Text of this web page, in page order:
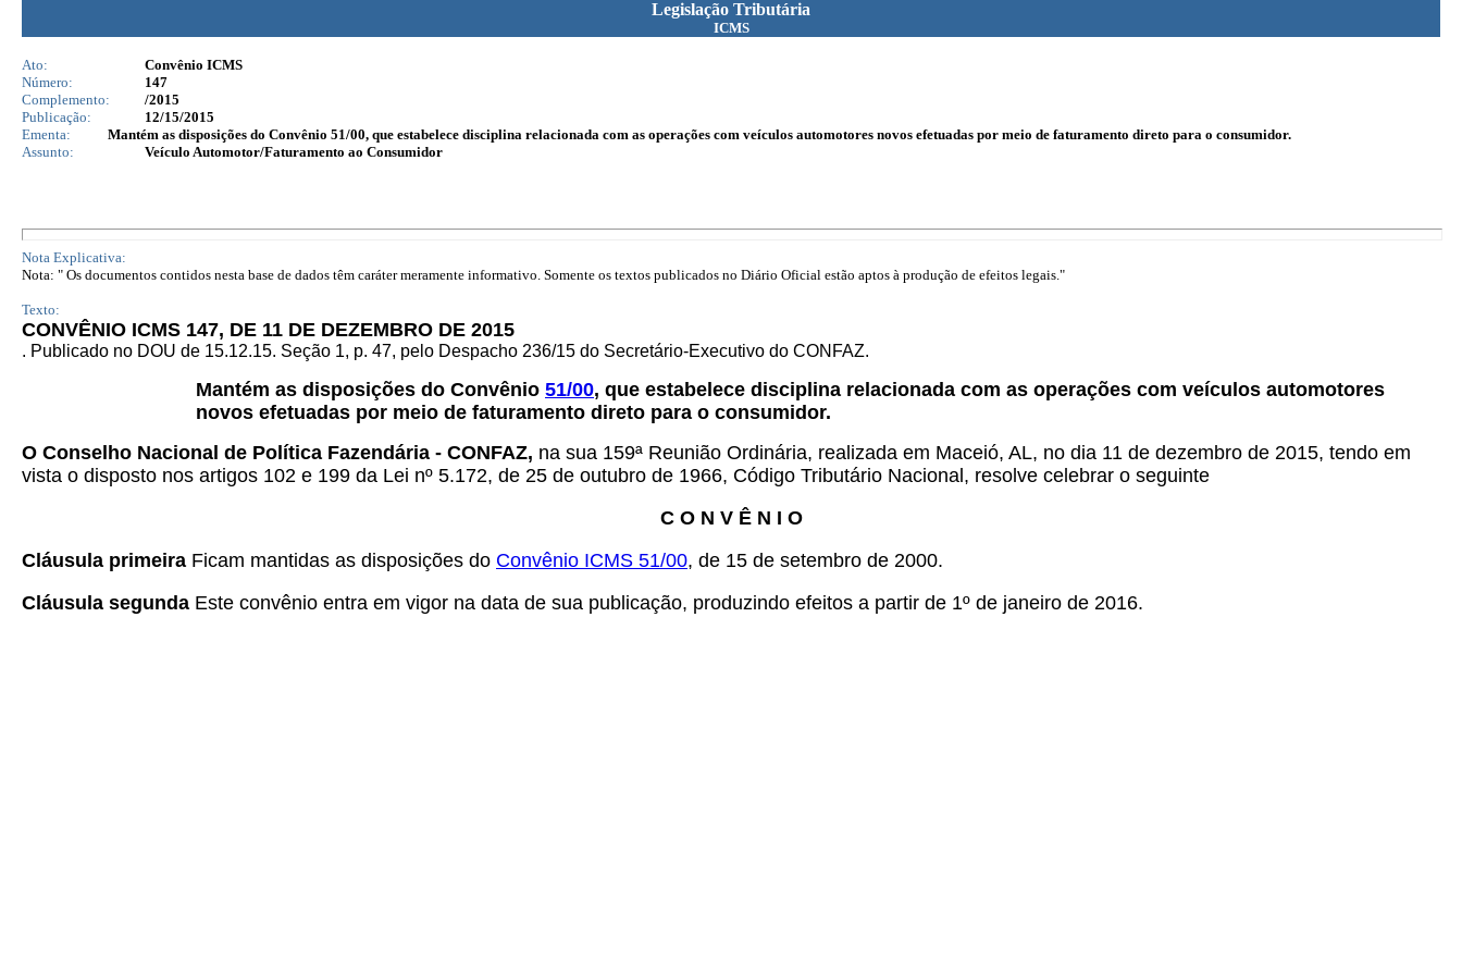
Legislação Tributária
ICMS
Ato:
Convênio ICMS
Número:
147
Complemento:
/2015
Publicação:
12/15/2015
Ementa:
Mantém as disposições do Convênio 51/00, que estabelece disciplina relacionada com as operações com veículos automotores novos efetuadas por meio de faturamento direto para o consumidor.
Assunto:
Veículo Automotor/Faturamento ao Consumidor
Nota Explicativa:
Nota: " Os documentos contidos nesta base de dados têm caráter meramente informativo. Somente os textos publicados no Diário Oficial estão aptos à produção de efeitos legais."
Texto:
CONVÊNIO ICMS 147, DE 11 DE DEZEMBRO DE 2015
. Publicado no DOU de 15.12.15. Seção 1, p. 47, pelo Despacho 236/15 do Secretário-Executivo do CONFAZ.
Mantém as disposições do Convênio 51/00, que estabelece disciplina relacionada com as operações com veículos automotores
novos efetuadas por meio de faturamento direto para o consumidor.
O Conselho Nacional de Política Fazendária - CONFAZ, na sua 159ª Reunião Ordinária, realizada em Maceió, AL, no dia 11 de dezembro de 2015, tendo em
vista o disposto nos artigos 102 e 199 da Lei nº 5.172, de 25 de outubro de 1966, Código Tributário Nacional, resolve celebrar o seguinte
C O N V Ê N I O
Cláusula primeira Ficam mantidas as disposições do Convênio ICMS 51/00, de 15 de setembro de 2000.
Cláusula segunda Este convênio entra em vigor na data de sua publicação, produzindo efeitos a partir de 1º de janeiro de 2016.